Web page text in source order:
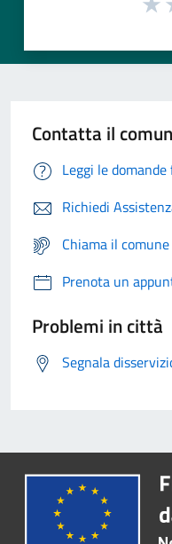
Contatta il
Leggi le
Richiedi
Chiama il
Prenota un
Problemi in città
Segnala